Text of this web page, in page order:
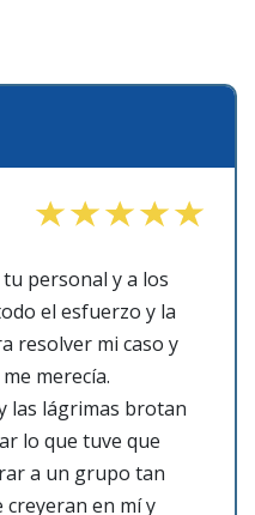
tu personal y a los
el esfuerzo y la
resolver mi caso y
merecía.
las lágrimas brotan
lo que tuve que
a un grupo tan
en mí y